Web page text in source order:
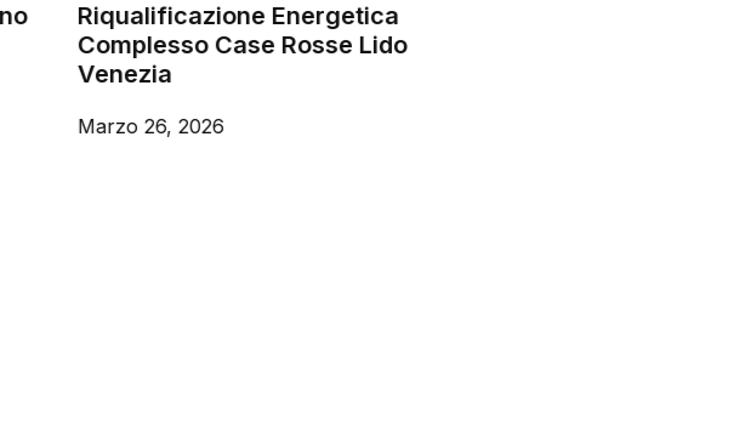
Riqualificazione Energetica
Complesso Case Rosse Lido
Venezia
Marzo 26, 2026